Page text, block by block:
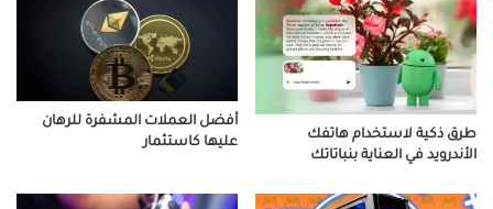
طرق ذكية لاستخدام هاتفك
الأندرويد في العناية بنباتاتك
أفضل العملات المشفرة للرهان
عليها كاستثمار